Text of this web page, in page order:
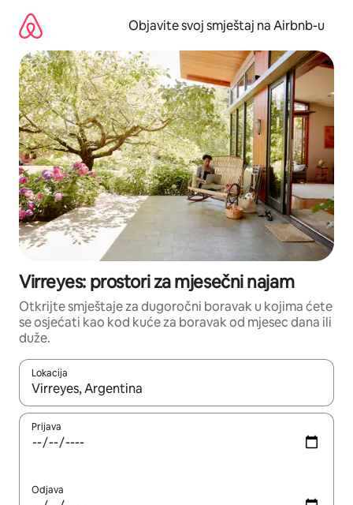
sadržaj
Objavite svoj smještaj na Airbnb-u
Virreyes: prostori za mjesečni najam
Otkrijte smještaje za dugoročni boravak u kojima ćete
se osjećati kao kod kuće za boravak od mjesec dana ili
duže.
Lokacija
Kad su rezultati dostupni, možete da se krećete kroz njih
Prijava
Odjava